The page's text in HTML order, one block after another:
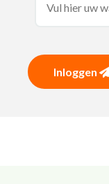
Inloggen